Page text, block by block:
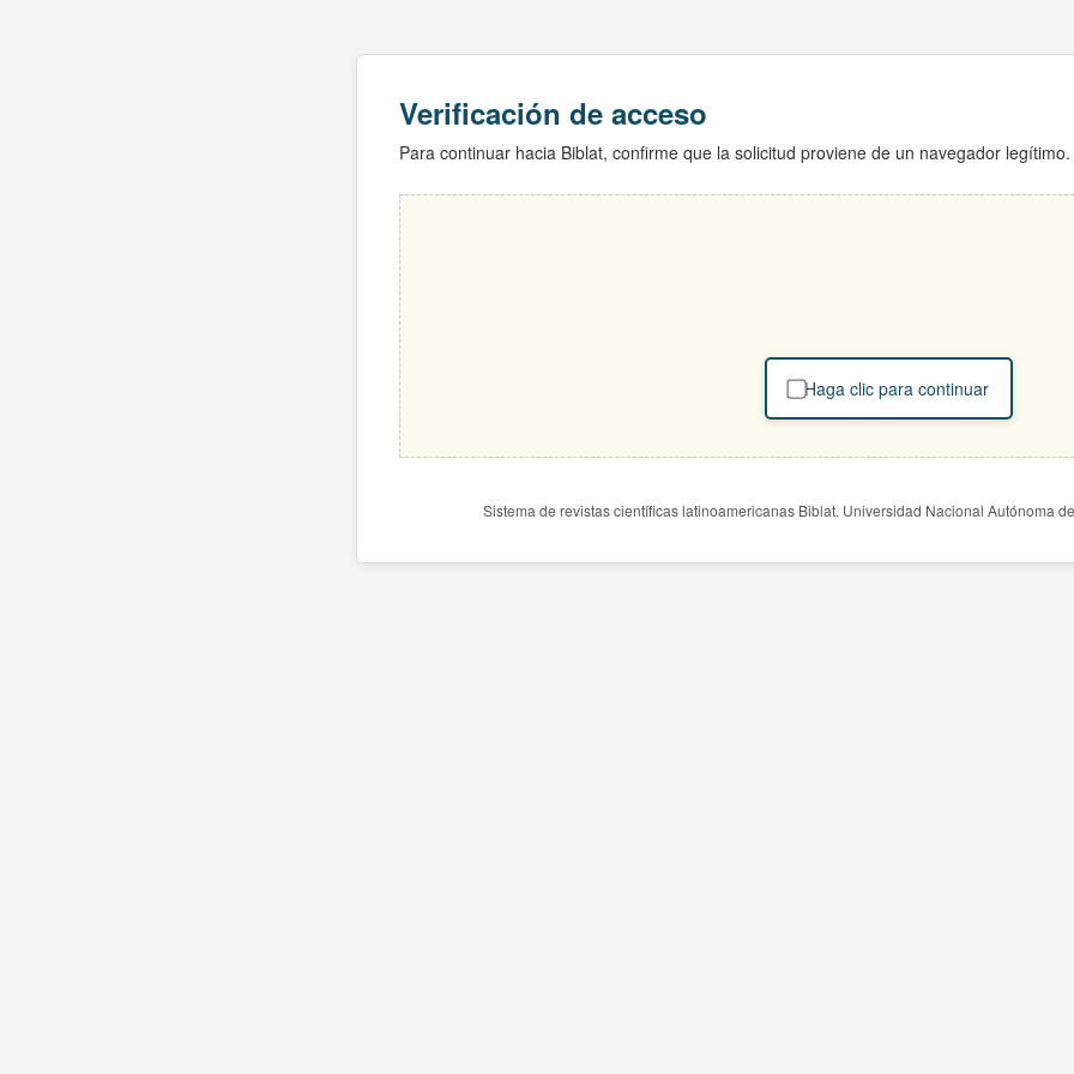
Verificación de acceso
Para continuar hacia Biblat, confirme que la solicitud proviene de un navegador legítimo.
Haga clic para continuar
Sistema de revistas científicas latinoamericanas Biblat. Universidad Nacional Autónoma